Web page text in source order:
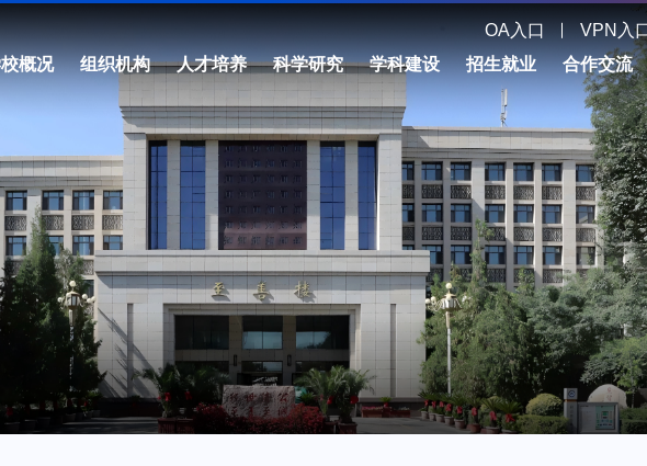
OA入口 VPN入
概况 组织机构 人才培养 科学研究 学科建设 招生就业 合作交流